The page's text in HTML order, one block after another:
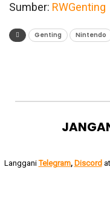
Sumber: RWGenting
Genting Nintendo
LangganiTelegram, Discord